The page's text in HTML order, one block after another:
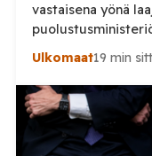
vastaisena yönä
torjui yön aikana
Venäjän
ilmapuolustus
ukrainalaista
useiden Venäjän
Ulkomaat19 min